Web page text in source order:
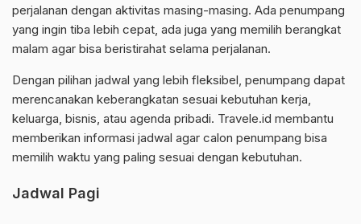
perjalanan dengan aktivitas masing-masing. Ada penumpang
yang ingin tiba lebih cepat, ada juga yang memilih berangkat
malam agar bisa beristirahat selama perjalanan.
Dengan pilihan jadwal yang lebih fleksibel, penumpang dapat
merencanakan keberangkatan sesuai kebutuhan kerja,
keluarga, bisnis, atau agenda pribadi. Travele.id membantu
memberikan informasi jadwal agar calon penumpang bisa
memilih waktu yang paling sesuai dengan kebutuhan.
Jadwal Pagi